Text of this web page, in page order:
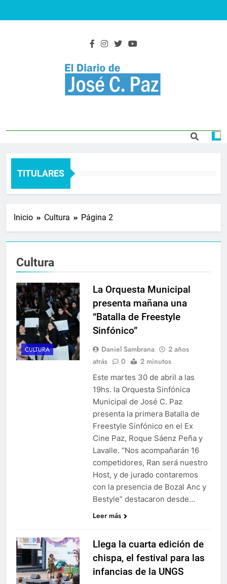
C. Paz
TITULARES
Inicio Cultura Página 2
Cultura
CULTURA
La Orquesta Municipal
presenta mañana una
“Batalla de Freestyle
Sinfónico”
Daniel Sambrana
2 años
atrás
0 2 minutos
Este martes 30 de abril a las
19hs. la Orquesta Sinfónica
Municipal de José C. Paz
presenta la primera Batalla de
Freestyle Sinfónico en el Ex
Cine Paz, Roque Sáenz Peña y
Lavalle. “Nos acompañarán 16
competidores, Ran será nuestro
Host, y de jurado contaremos
con la presencia de Bozal Anc y
Bestyle” destacaron desde…
Leer más
Llega la cuarta edición de
chispa, el festival para las
infancias de la UNGS